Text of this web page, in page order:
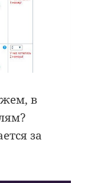
в
за